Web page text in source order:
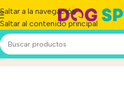
Saltar a la navegación
Saltar al contenido principal
23-266/AInicio/Producto